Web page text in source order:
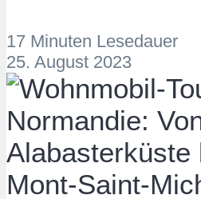
17 Minuten Lesedauer
25. August 2023